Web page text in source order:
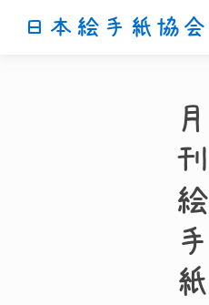
日本絵手紙協会
月刊絵手紙